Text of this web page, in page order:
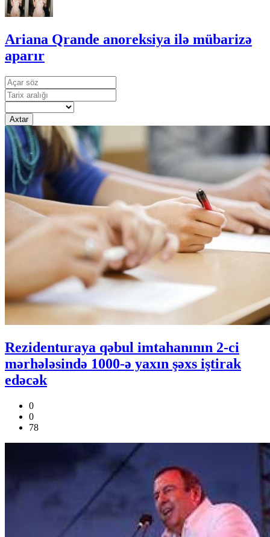
Ariana Qrande anoreksiya ilə mübarizə
aparır
Axtar
Rezidenturaya qəbul imtahanının 2-ci
mərhələsində 1000-ə yaxın şəxs iştirak
edəcək
0
0
78